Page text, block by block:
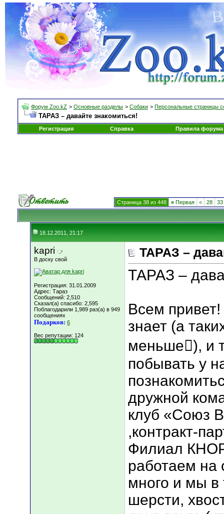
Форум Zoo.kZ > Основные разделы > Собаки > Персональные страницы
ТАРАЗ – давайте знакомиться!
Регистрация Справка Правила форума
Страница 38 из 448 « Первая < 28 33
18.12.2011, 21:17
kapri
В доску свой
Регистрация: 31.01.2009
Адрес: Тараз
Сообщений: 2,510
Сказал(а) спасибо: 2,595
Поблагодарили 1,989 раз(а) в 949
сообщениях
Подарков: 6
Вес репутации: 124
ТАРАЗ –
ТАРАЗ –
Всем
знает (а
меньше), и
побывать у
дружной
клуб «Союз
,контракт-
Филиал
работаем на
много и мы в
шерсти,